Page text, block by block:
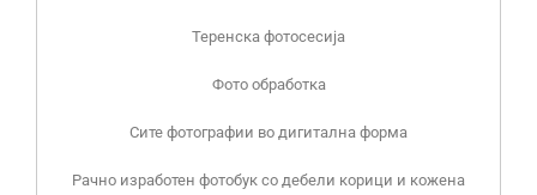
Теренска фотосесија
Фото обработка
Сите фотографии во дигитална форма
Рачно изработен фотобук со дебели корици и кожена